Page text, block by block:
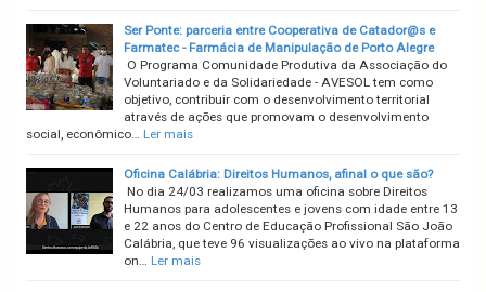
Ser Ponte: parceria entre Cooperativa de Catador@s e
Farmatec - Farmácia de Manipulação de Porto Alegre
O Programa Comunidade Produtiva da Associação do
Voluntariado e da Solidariedade - AVESOL tem como
objetivo, contribuir com o desenvolvimento territorial
através de ações que promovam o desenvolvimento
social, econômico… Ler mais
Oficina Calábria: Direitos Humanos, afinal o que são?
No dia 24/03 realizamos uma oficina sobre Direitos
Humanos para adolescentes e jovens com idade entre 13
e 22 anos do Centro de Educação Profissional São João
Calábria, que teve 96 visualizações ao vivo na plataforma
on… Ler mais